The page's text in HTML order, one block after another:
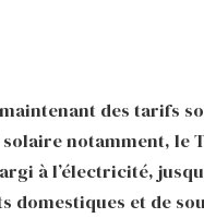
des tarifs
notamment, le
à l’électricité,
domestiques et de